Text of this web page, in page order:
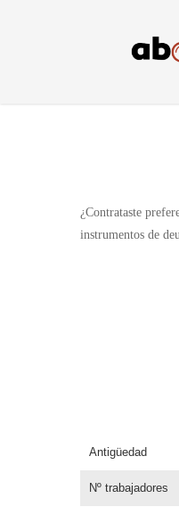
¿Contrataste
instrumentos de
Antigüedad
Nº trabajadores